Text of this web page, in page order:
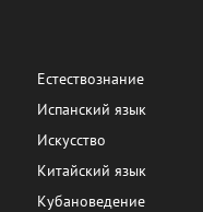
Естествознание
Испанский язык
Искусство
Китайский язык
Кубановедение